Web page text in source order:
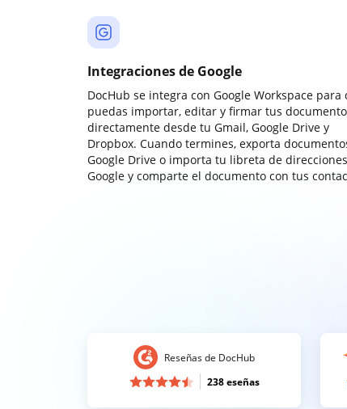
Integraciones de Google
DocHub se integra con Google Workspace para
puedas importar, editar y firmar tus
directamente desde tu Gmail, Google Drive y
Dropbox. Cuando termines, exporta
Google Drive o importa tu libreta de
Google y comparte el documento con tus
Reseñas de DocHub
238 eseñas